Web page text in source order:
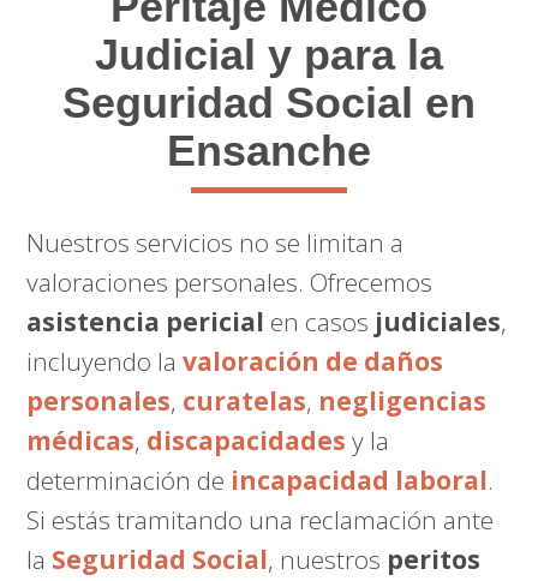
Judicial y para la
Seguridad Social en
Ensanche
Nuestros servicios no se limitan a
valoraciones personales. Ofrecemos
asistencia pericial en casos judiciales,
incluyendo lavaloración de daños
personales, curatelas, negligencias
médicas, discapacidades y la
determinación de incapacidad laboral.
Si estás tramitando una reclamación ante
la Seguridad Social, nuestros peritos